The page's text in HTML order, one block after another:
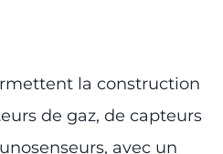
la construction
de gaz, de capteurs
avec un